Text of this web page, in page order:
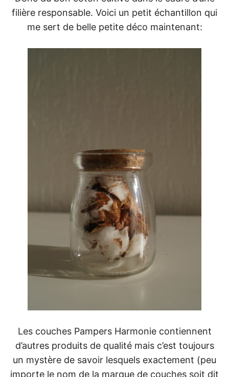
filière responsable. Voici un petit échantillon qui
me sert de belle petite déco maintenant:
Les couches Pampers Harmonie contiennent
d’autres produits de qualité mais c’est toujours
un mystère de savoir lesquels exactement (peu
importe le nom de la marque de couches soit dit